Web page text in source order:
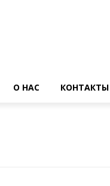
О НАС КОНТАКТЫ